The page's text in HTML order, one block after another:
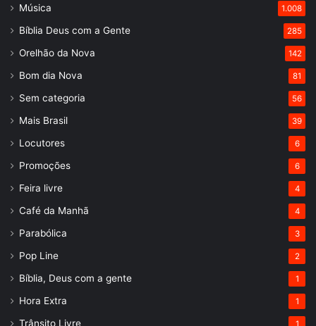
Música 1.008
Bíblia Deus com a Gente 285
Orelhão da Nova 142
Bom dia Nova 81
Sem categoria 56
Mais Brasil 39
Locutores 6
Promoções 6
Feira livre 4
Café da Manhã 4
Parabólica 3
Pop Line 2
Bíblia, Deus com a gente 1
Hora Extra 1
Trânsito Livre 1